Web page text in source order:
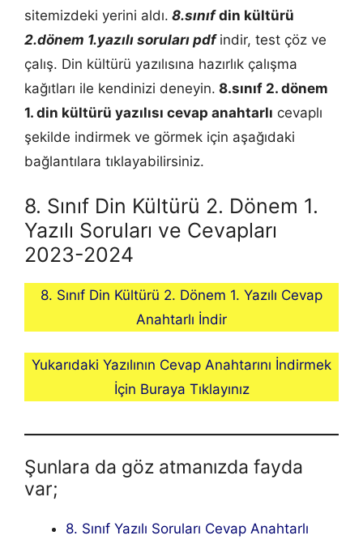
sitemizdeki yerini aldı. 8.sınıfdin kültürü
2.dönem 1.yazılı soruları pdf indir, test çöz ve
çalış. Din kültürü yazılısına hazırlık çalışma
kağıtları ile kendinizi deneyin. 8.sınıf 2. dönem
1. din kültürü yazılısı cevap anahtarlı cevaplı
şekilde indirmek ve görmek için aşağıdaki
bağlantılara tıklayabilirsiniz.
8. Sınıf Din Kültürü 2. Dönem 1.
Yazılı Soruları ve Cevapları
2023-2024
8. Sınıf Din Kültürü 2. Dönem 1. Yazılı Cevap
Anahtarlı İndir
Yukarıdaki Yazılının Cevap Anahtarını İndirmek
İçin Buraya Tıklayınız
Şunlara da göz atmanızda fayda
var;
8. Sınıf Yazılı Soruları Cevap Anahtarlı